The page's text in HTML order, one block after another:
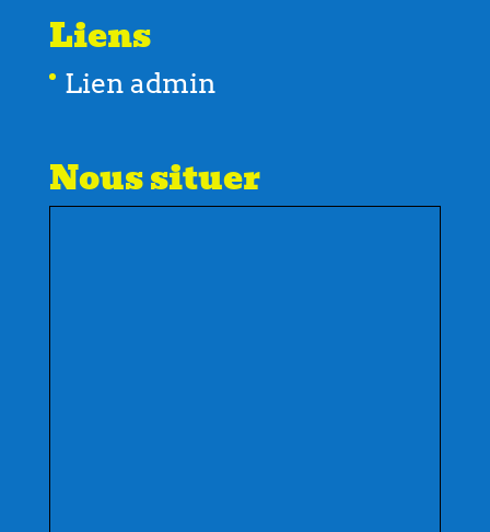
Liens
Lien admin
Nous situer